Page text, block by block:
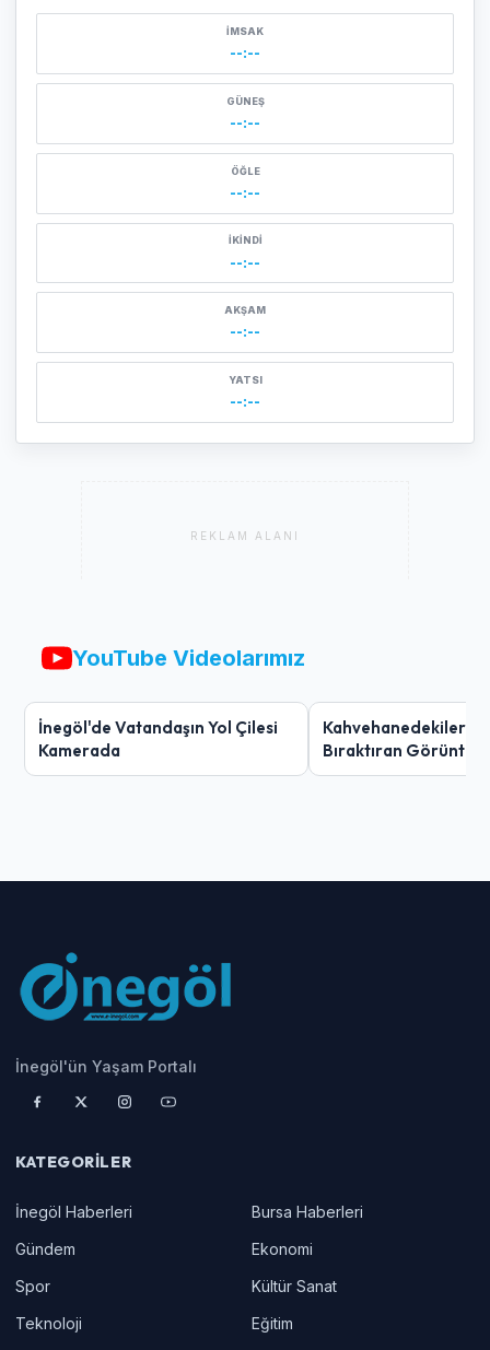
İMSAK
--:--
GÜNEŞ
--:--
ÖĞLE
--:--
İKINDI
--:--
AKŞAM
--:--
YATSI
--:--
REKLAM ALANI
YouTube Videolarımız
İnegöl'de Vatandaşın Yol Çilesi
Kamerada
Kahvehanedekiler
Bıraktıran Görüntü!
İnegöl'ün Yaşam Portalı
KATEGORILER
İnegöl Haberleri
Bursa Haberleri
Gündem
Ekonomi
Spor
Kültür Sanat
Teknoloji
Eğitim